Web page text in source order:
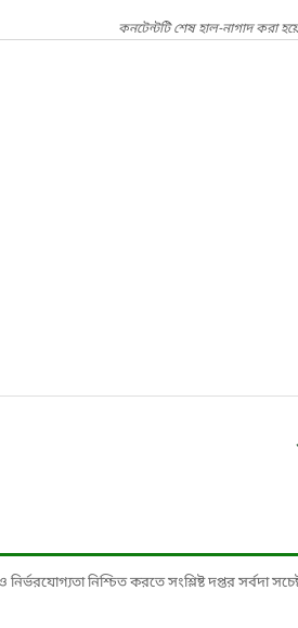
কনটেন্টটি শেষ হাল-নাগাদ করা
নিশ্চিত করতে সংশ্লিষ্ট দপ্তর সর্বদা